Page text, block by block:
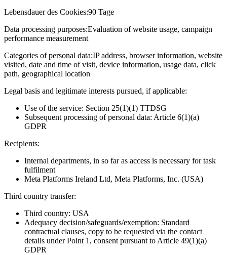
Lebensdauer des Cookies:90 Tage
Data processing purposes:Evaluation of website usage, campaign
performance measurement
Categories of personal data:IP address, browser information, website
visited, date and time of visit, device information, usage data, click
path, geographical location
Legal basis and legitimate interests pursued, if applicable:
Use of the service: Section 25(1)(1) TTDSG
Subsequent processing of personal data: Article 6(1)(a)
GDPR
Recipients:
Internal departments, in so far as access is necessary for task
fulfilment
Meta Platforms Ireland Ltd, Meta Platforms, Inc. (USA)
Third country transfer:
Third country: USA
Adequacy decision/safeguards/exemption: Standard
contractual clauses, copy to be requested via the contact
details under Point 1, consent pursuant to Article 49(1)(a)
GDPR